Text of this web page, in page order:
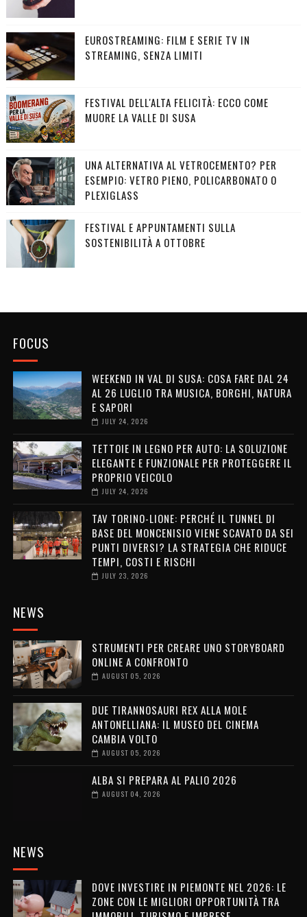
EUROSTREAMING: FILM E SERIE TV IN
STREAMING, SENZA LIMITI
FESTIVAL DELL'ALTA FELICITÀ: ECCO COME
MUORE LA VALLE DI SUSA
UNA ALTERNATIVA AL VETROCEMENTO? PER
ESEMPIO: VETRO PIENO, POLICARBONATO O
PLEXIGLASS
FESTIVAL E APPUNTAMENTI SULLA
SOSTENIBILITÀ A OTTOBRE
FOCUS
WEEKEND IN VAL DI SUSA: COSA FARE DAL 24
AL 26 LUGLIO TRA MUSICA, BORGHI, NATURA
E SAPORI
JULY 24, 2026
TETTOIE IN LEGNO PER AUTO: LA SOLUZIONE
ELEGANTE E FUNZIONALE PER PROTEGGERE IL
PROPRIO VEICOLO
JULY 24, 2026
TAV TORINO-LIONE: PERCHÉ IL TUNNEL DI
BASE DEL MONCENISIO VIENE SCAVATO DA SEI
PUNTI DIVERSI? LA STRATEGIA CHE RIDUCE
TEMPI, COSTI E RISCHI
JULY 23, 2026
NEWS
STRUMENTI PER CREARE UNO STORYBOARD
ONLINE A CONFRONTO
AUGUST 05, 2026
DUE TIRANNOSAURI REX ALLA MOLE
ANTONELLIANA: IL MUSEO DEL CINEMA
CAMBIA VOLTO
AUGUST 05, 2026
ALBA SI PREPARA AL PALIO 2026
AUGUST 04, 2026
NEWS
DOVE INVESTIRE IN PIEMONTE NEL 2026: LE
ZONE CON LE MIGLIORI OPPORTUNITÀ TRA